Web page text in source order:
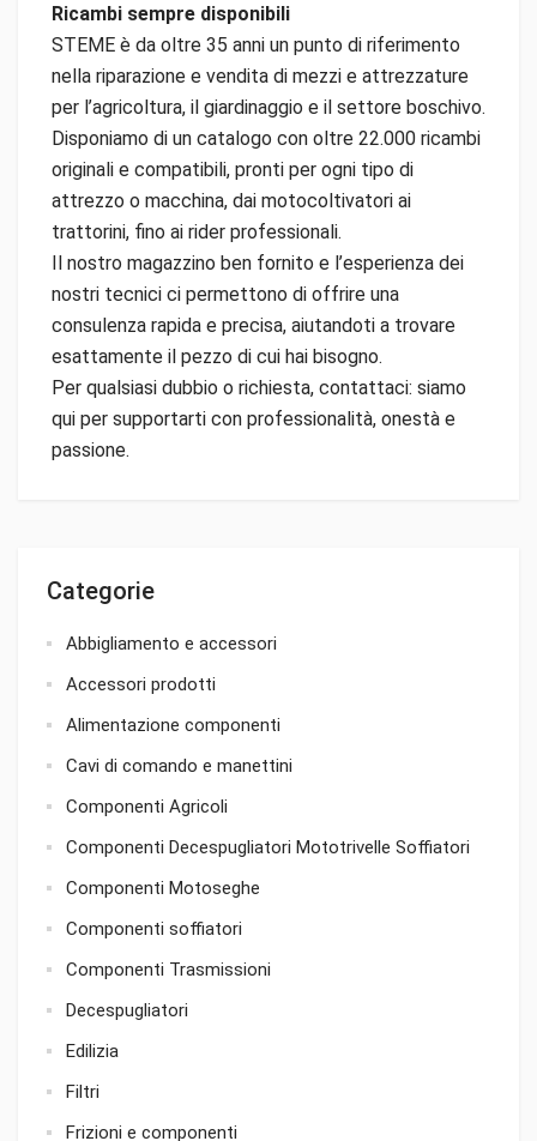
Categorie
Abbigliamento e accessori
Accessori prodotti
Alimentazione componenti
Cavi di comando e manettini
Componenti Agricoli
Componenti Decespugliatori Mototrivelle Soffiatori
Componenti Motoseghe
Componenti soffiatori
Componenti Trasmissioni
Decespugliatori
Edilizia
Filtri
Frizioni e componenti
Ricambi sempre disponibili
STEME è da oltre 35 anni un punto di riferimento
nella riparazione e vendita di mezzi e attrezzature
per l’agricoltura, il giardinaggio e il settore boschivo.
Disponiamo di un catalogo con oltre 22.000 ricambi
originali e compatibili, pronti per ogni tipo di
attrezzo o macchina, dai motocoltivatori ai
trattorini, fino ai rider professionali.
Il nostro magazzino ben fornito e l’esperienza dei
nostri tecnici ci permettono di offrire una
consulenza rapida e precisa, aiutandoti a trovare
esattamente il pezzo di cui hai bisogno.
Per qualsiasi dubbio o richiesta, contattaci: siamo
qui per supportarti con professionalità, onestà e
passione.